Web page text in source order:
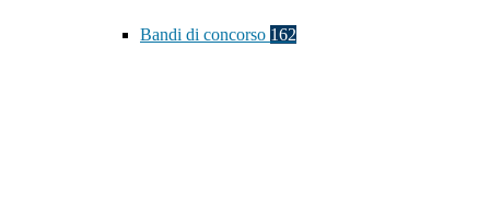
Bandi di concorso 162